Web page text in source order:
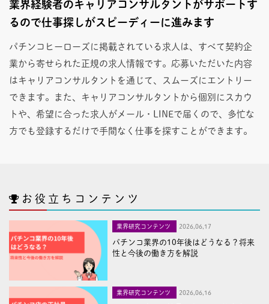
業界経験者のキャリアコンサルタントがサポートす
るので仕事探しがスピーディーに進みます
パチンコヒーローズに掲載されている求人は、すべて契約企
業から寄せられた正規の求人情報です。応募いただいた内容
はキャリアコンサルタントを通じて、スムーズにエントリー
できます。また、キャリアコンサルタントから個別にスカウ
トや、希望に合った求人がメール・LINEで届くので、多忙な
方でも登録するだけで手間なく仕事を探すことができます。
お役立ちコンテンツ
業界研究コンテンツ 2026,06,17
パチンコ業界の10年後はどうなる？将来
性と今後の働き方を解説
業界研究コンテンツ 2026,06,16